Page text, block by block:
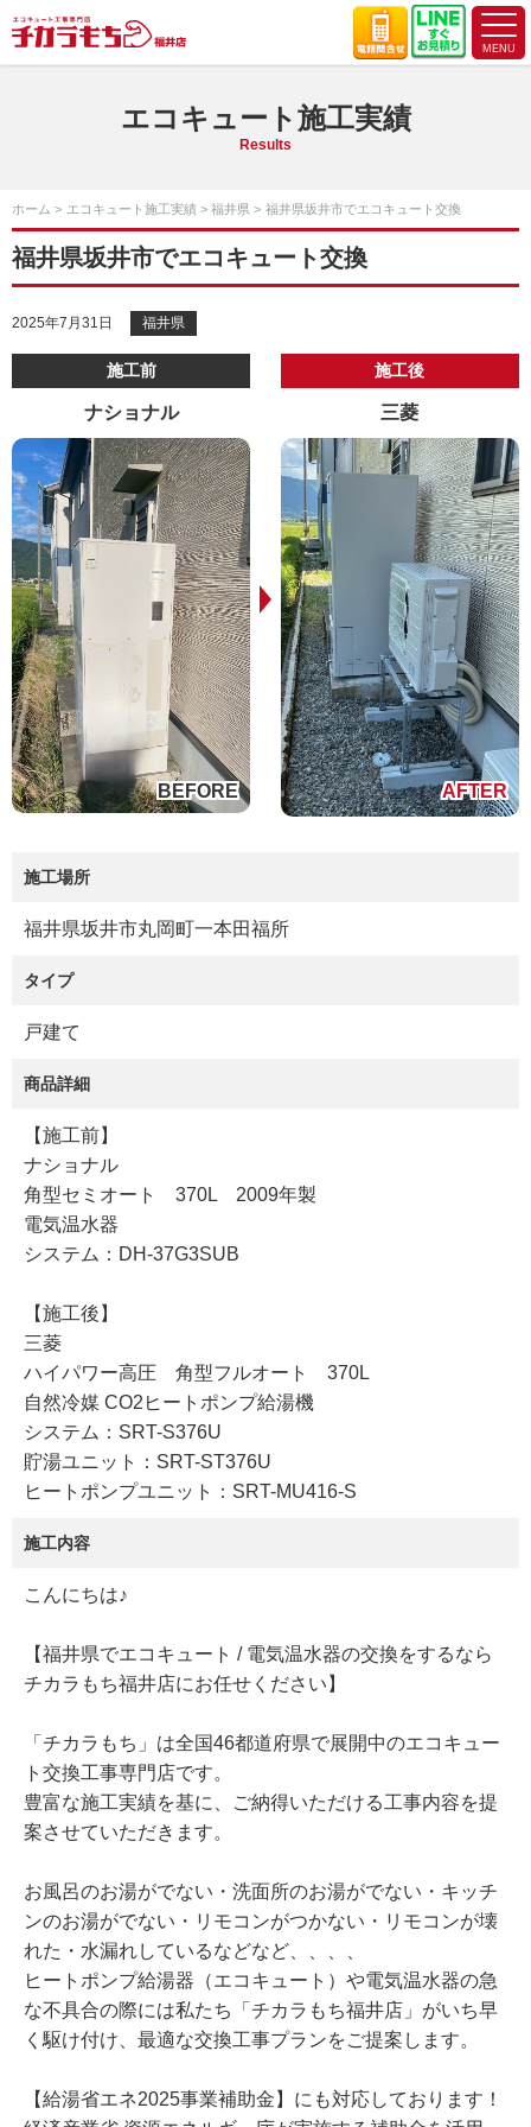
エコキュート施工実績
Results
ホーム エコキュート施工実績 福井県 福井県坂井市でエコキュート交換
福井県坂井市でエコキュート交換
2025年7月31日 福井県
施工前
ナショナル
施工後
三菱
施工場所
福井県坂井市丸岡町一本田福所
タイプ
戸建て
商品詳細
【施工前】
ナショナル
角型セミオート 370L 2009年製
電気温水器
システム：DH-37G3SUB
【施工後】
三菱
ハイパワー高圧 角型フルオート 370L
自然冷媒 CO2ヒートポンプ給湯機
システム：SRT-S376U
貯湯ユニット：SRT-ST376U
ヒートポンプユニット：SRT-MU416-S
施工内容
​こんにちは♪
【福井県でエコキュート / 電気温水器の交換をするなら
チカラもち福井店にお任せください】
「チカラもち」は全国46都道府県で展開中のエコキュー
ト交換工事専門店です。
豊富な施工実績を基に、ご納得いただける工事内容を提
案させていただきます。
お風呂のお湯がでない・洗面所のお湯がでない・キッチ
ンのお湯がでない・リモコンがつかない・リモコンが壊
れた・水漏れしているなどなど、、、、
ヒートポンプ給湯器（エコキュート）や電気温水器の急
な不具合の際には私たち「チカラもち福井店」がいち早
く駆け付け、最適な交換工事プランをご提案します。
【給湯省エネ2025事業補助金】にも対応しております！